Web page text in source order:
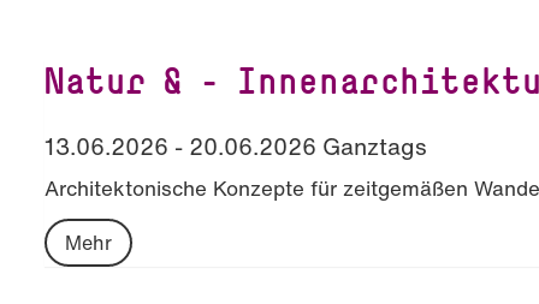
Natur & –
13.06.2026 - 20.06.2026 Ganztags
Architektonische Konzepte für zeitgemäßen
Mehr